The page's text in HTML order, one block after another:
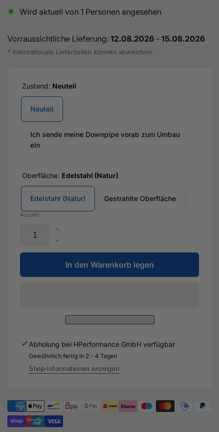
Wird aktuell von 1 Personen angesehen
Vorraussichtliche Lieferung: 12.08.2026 - 15.08.2026
* Internationale Lieferzeiten können abweichen.
Zustand: Neuteil
Neuteil
Ich sende meine Downpipe vorab zum Umbau
ein
Oberfläche: Edelstahl (Natur)
Edelstahl (Natur) Gestrahlte Oberfläche
Anzahl
Erhöhe
die
Menge
für
4
TÜV-
Downpipe
Cupra
Formentor
VZ5
Verringere
die
Menge
für
101,6mm
TÜV-
für
Cupra
Formentor
In den Warenkorb legen
Abholung bei HPerformance GmbH verfügbar
Gewöhnlich fertig in 2 - 4 Tagen
Shop-Informationen anzeigen